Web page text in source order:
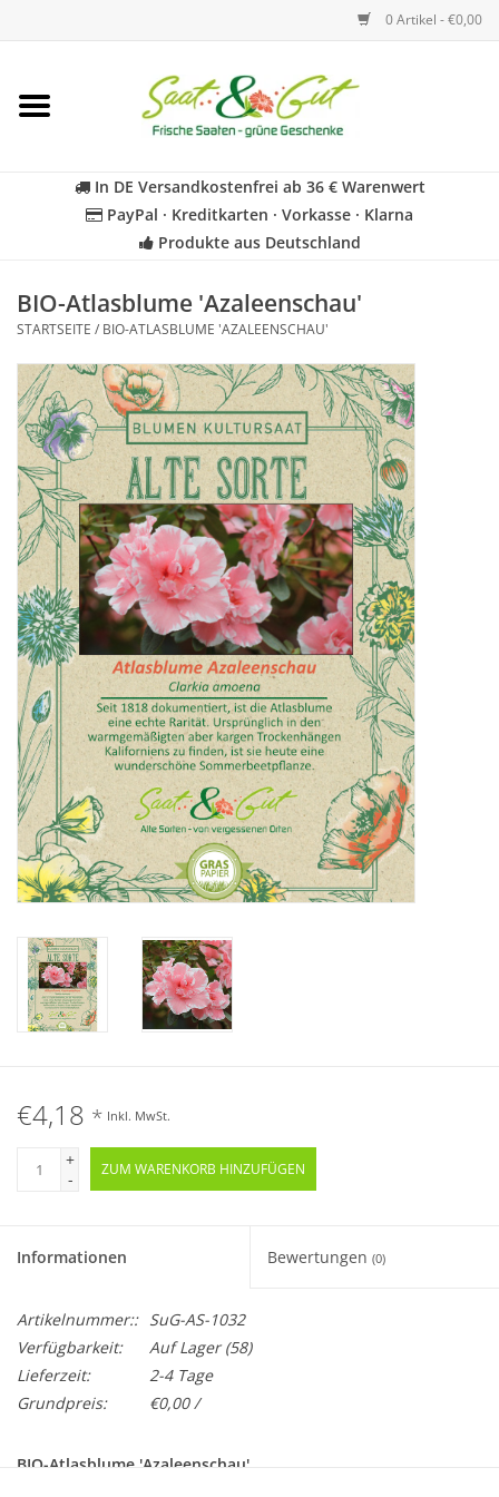
0 Artikel - €0,00
Startseite
Kräuter
Für Kinder
Geschenkideen
Katalog
In DE Versandkostenfrei ab 36 € Warenwert
PayPal · Kreditkarten · Vorkasse · Klarna
Produkte aus Deutschland
BIO-Atlasblume 'Azaleenschau'
STARTSEITE / BIO-ATLASBLUME 'AZALEENSCHAU'
€4,18 * Inkl. MwSt.
+
-
ZUM WARENKORB HINZUFÜGEN
Informationen Bewertungen (0)
Artikelnummer:: SuG-AS-1032
Verfügbarkeit:
Auf Lager(58)
Lieferzeit:
2-4 Tage
Grundpreis:
€0,00 /
BIO-Atlasblume 'Azaleenschau'